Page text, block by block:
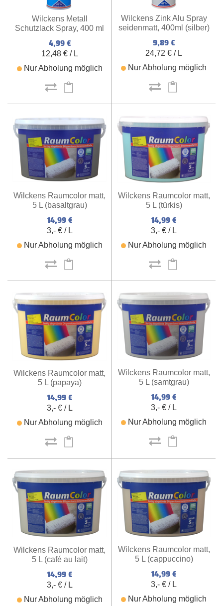
Wilckens Metall
Schutzlack Spray, 400 ml
4,99 €
12,48 € / L
Nur Abholung möglich
Wilckens Zink Alu Spray
seidenmatt, 400ml (silber)
9,89 €
24,72 € / L
Nur Abholung möglich
Wilckens Raumcolor matt,
5 L (basaltgrau)
14,99 €
3,- € / L
Nur Abholung möglich
Wilckens Raumcolor matt,
5 L (türkis)
14,99 €
3,- € / L
Nur Abholung möglich
Wilckens Raumcolor matt,
5 L (papaya)
14,99 €
3,- € / L
Nur Abholung möglich
Wilckens Raumcolor matt,
5 L (samtgrau)
14,99 €
3,- € / L
Nur Abholung möglich
Wilckens Raumcolor matt,
5 L (café au lait)
14,99 €
3,- € / L
Nur Abholung möglich
Wilckens Raumcolor matt,
5 L (cappuccino)
14,99 €
3,- € / L
Nur Abholung möglich